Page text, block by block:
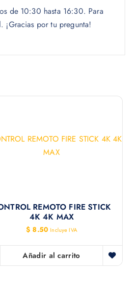
de 10:30 hasta 16:30. Para
por tu pregunta!
REMOTO FIRE STICK
4K 4K MAX
$ 8.50 Incluye IVA
Añadir al carrito